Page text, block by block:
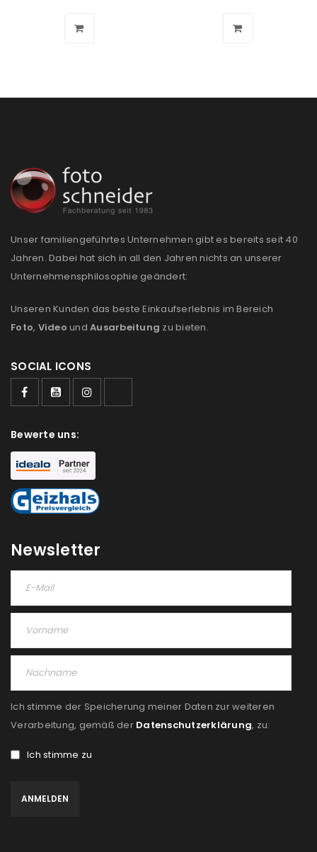
REGISTRIEREN
Unser familiengeführtes Unternehmen gibt es bereits seit 40
Jahren. Dabei hat sich in all den Jahren nichts an unserer
Unternehmensphilosophie geändert:
Unseren Kunden das beste Einkaufserlebnis im Bereich
Foto, Video und Ausarbeitung zu bieten.
SOCIAL ICONS
Bewerte uns:
Newsletter
Ich stimme der Speicherung meiner Daten zur weiteren
Verarbeitung, gemäß der Datenschutzerklärung, zu:
Ich stimme zu